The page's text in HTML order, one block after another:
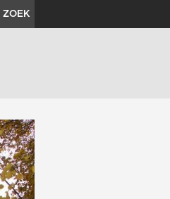
ZOEK